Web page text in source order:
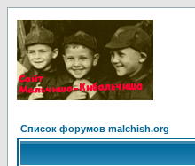
Список форумов malchish.org